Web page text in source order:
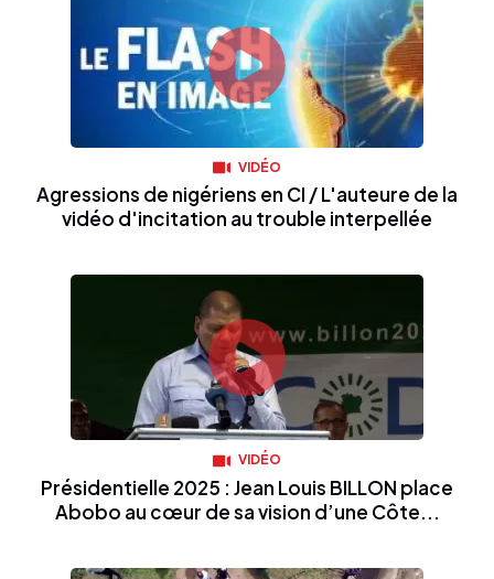
VIDÉO
Agressions de nigériens en CI / L'auteure de la
vidéo d'incitation au trouble interpellée
VIDÉO
Présidentielle 2025 : Jean Louis BILLON place
Abobo au cœur de sa vision d’une Côte...